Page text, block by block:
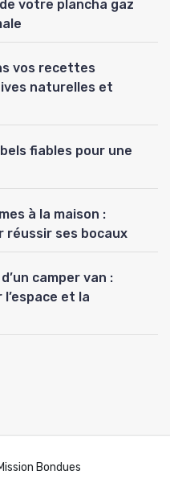
votre plancha gaz
vos recettes
naturelles et
fiables pour une
à la maison :
réussir ses bocaux
camper van :
et la
Bondues